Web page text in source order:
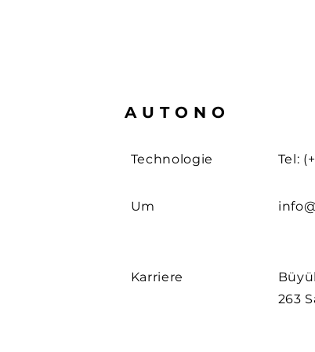
AUTONO
Technologie Tel:
Um
Karriere
263